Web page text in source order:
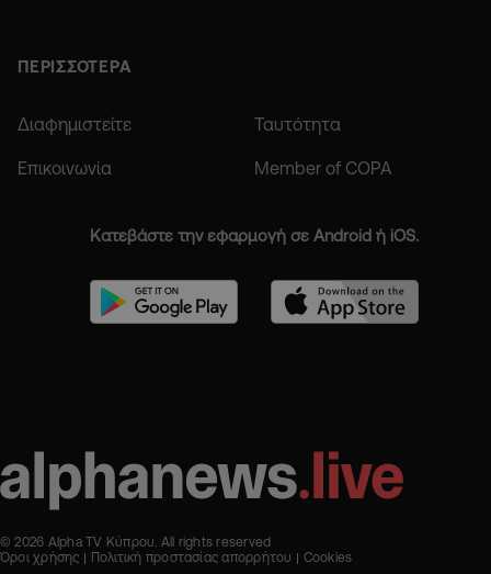
ΠΕΡΙΣΣΟΤΕΡΑ
Διαφημιστείτε Ταυτότητα
Επικοινωνία Member of COPA
Κατεβάστε την εφαρμογή σε Android ή iOS.
© 2026 Alpha TV Κύπρου. All rights reserved
Όροι χρήσης
Πολιτική προστασίας απορρήτου Cookies